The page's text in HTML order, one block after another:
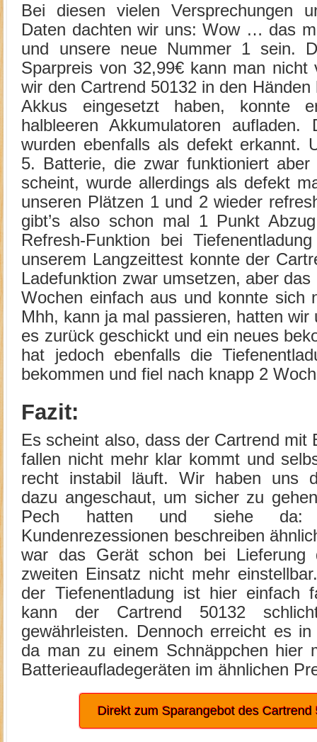
Bei diesen vielen Versprechungen
Daten dachten wir uns: Wow … das
und unsere neue Nummer 1 sein.
Sparpreis von 32,99€ kann man nicht
wir den Cartrend 50132 in den
Akkus eingesetzt haben,
halbleeren Akkumulatoren
wurden ebenfalls als defekt erkannt.
5. Batterie, die zwar funktioniert
scheint, wurde allerdings als defekt
unseren Plätzen 1 und 2 wieder
gibt’s also schon mal 1 Punkt
Refresh-Funktion bei
unserem Langzeittest konnte der
Ladefunktion zwar umsetzen, aber
Wochen einfach aus und konnte sich
Mhh, kann ja mal passieren, hatten
es zurück geschickt und ein neues
hat jedoch ebenfalls die
bekommen und fiel nach knapp 2
Fazit:
Es scheint also, dass der Cartrend mit
fallen nicht mehr klar kommt und
recht instabil läuft. Wir haben uns
dazu angeschaut, um sicher zu
Pech hatten und siehe
Kundenrezessionen beschreiben
war das Gerät schon bei Lieferung
zweiten Einsatz nicht mehr
der Tiefenentladung ist hier einfach
kann der Cartrend 50132
gewährleisten. Dennoch erreicht es
da man zu einem Schnäppchen hier
Batterieaufladegeräten im ähnlichen
Direkt zum Sparangebot des Cartrend